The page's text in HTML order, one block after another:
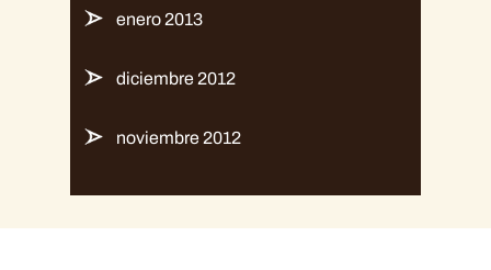
enero 2013
diciembre 2012
noviembre 2012